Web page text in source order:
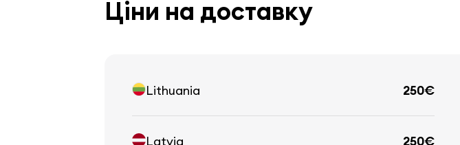
Ціни на доставку
Lithuania 250€
Latvia 250€